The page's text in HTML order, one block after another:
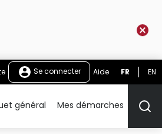
Se connecter Aide FR EN
général Mes démarches